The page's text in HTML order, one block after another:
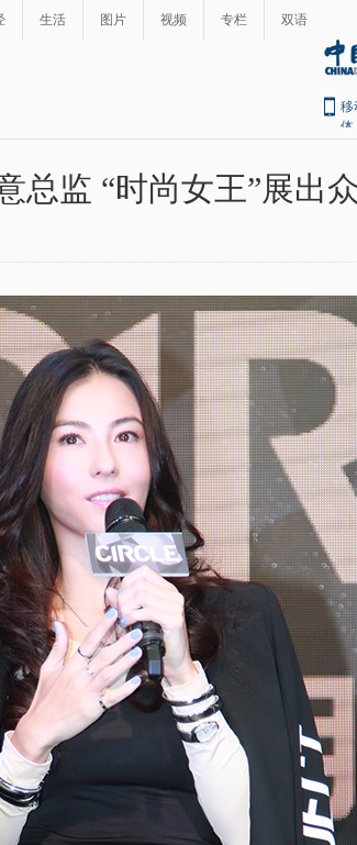
生活 图片 视频 专栏 双语
移
体
总监 “时尚女王”展出